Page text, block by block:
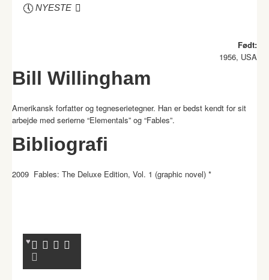
NYESTE
Født:
1956, USA
Bill Willingham
Amerikansk forfatter og tegneserietegner. Han er bedst kendt for sit
arbejde med serierne “Elementals” og “Fables”.
Bibliografi
2009 Fables: The Deluxe Edition, Vol. 1 (graphic novel) *